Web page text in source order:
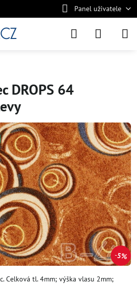
Panel uživatele
5%
DROPS 64
Celková tl. 4mm; výška vlasu 2mm;